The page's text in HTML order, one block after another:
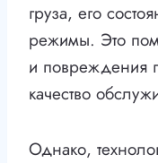
груза, его
режимы. Это
и повреждения
качество
Однако,